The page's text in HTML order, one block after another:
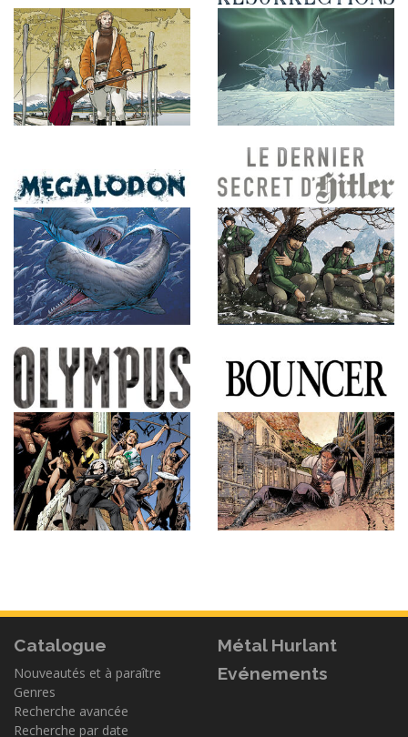
Catalogue
Nouveautés et à paraître
Genres
Recherche avancée
Recherche par date
Métal Hurlant
Evénements